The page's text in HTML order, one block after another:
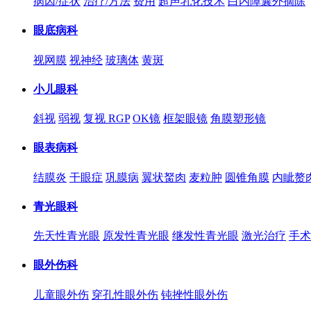
眼底病科
视网膜 视神经 玻璃体 黄斑
小儿眼科
斜视 弱视 复视 RGP OK镜 框架眼镜 角膜塑形镜
眼表病科
结膜炎 干眼症 巩膜病 翼状胬肉 麦粒肿 圆锥角膜 内眦赘
青光眼科
先天性青光眼 原发性青光眼 继发性青光眼 激光治疗 手
眼外伤科
儿童眼外伤 穿孔性眼外伤 钝挫性眼外伤